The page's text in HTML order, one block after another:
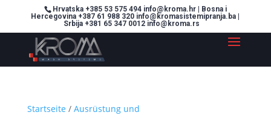
Hrvatska +385 53 575 494 info@kroma.hr | Bosna i
Hercegovina +387 61 988 320 info@kromasistemipranja.ba |
Srbija +381 65 347 0012 info@kroma.rs
Startseite / Ausrüstung und